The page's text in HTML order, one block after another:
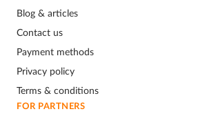
Blog & articles
Contact us
Payment methods
Privacy policy
Terms & conditions
FOR PARTNERS